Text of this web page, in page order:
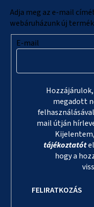
Adja meg az e-mail
webáruházunk új
E-mail
megadott
mail útján
tájékoztatót
hogy a
FELIRATKOZÁS